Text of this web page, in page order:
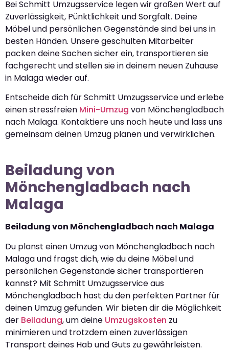
Bei Schmitt Umzugsservice legen wir großen Wert auf
Zuverlässigkeit, Pünktlichkeit und Sorgfalt. Deine
Möbel und persönlichen Gegenstände sind bei uns in
besten Händen. Unsere geschulten Mitarbeiter
packen deine Sachen sicher ein, transportieren sie
fachgerecht und stellen sie in deinem neuen Zuhause
in Malaga wieder auf.
Entscheide dich für Schmitt Umzugsservice und erlebe
einen stressfreien Mini-Umzug von Mönchengladbach
nach Malaga. Kontaktiere uns noch heute und lass uns
gemeinsam deinen Umzug planen und verwirklichen.
Beiladung von
Mönchengladbach nach
Malaga
Beiladung von Mönchengladbach nach Malaga
Du planst einen Umzug von Mönchengladbach nach
Malaga und fragst dich, wie du deine Möbel und
persönlichen Gegenstände sicher transportieren
kannst? Mit Schmitt Umzugsservice aus
Mönchengladbach hast du den perfekten Partner für
deinen Umzug gefunden. Wir bieten dir die Möglichkeit
der Beiladung, um deine Umzugskosten zu
minimieren und trotzdem einen zuverlässigen
Transport deines Hab und Guts zu gewährleisten.